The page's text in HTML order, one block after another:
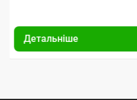
Детальніше